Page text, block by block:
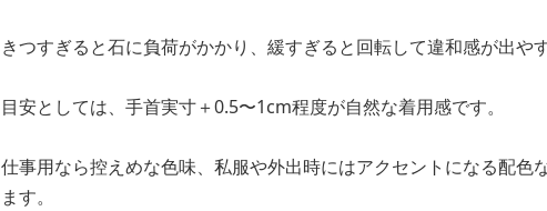
きつすぎると石に負荷がかかり、緩すぎると回転して違和感が出や
目安としては、手首実寸＋0.5〜1cm程度が自然な着用感です。
仕事用なら控えめな色味、私服や外出時にはアクセントになる配色な
ます。